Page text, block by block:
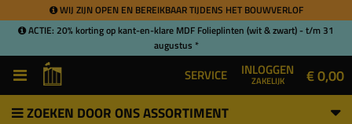
WIJ ZIJN OPEN EN BEREIKBAAR TIJDENS HET BOUWVERLOF
ACTIE: 20% korting op kant-en-klare MDF Folieplinten (wit & zwart) - t/m 31
augustus *
SERVICE INLOGGEN
ZAKELIJK € 0,00
ZOEKEN DOOR ONS ASSORTIMENT